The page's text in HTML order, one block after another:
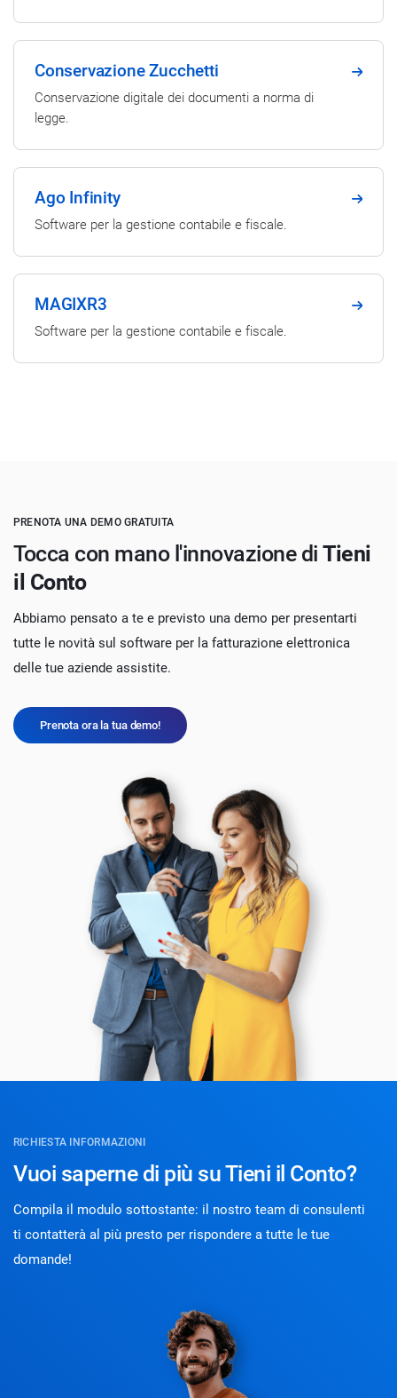
Conservazione Zucchetti
Conservazione digitale dei documenti a norma di
legge.
Ago Infinity
Software per la gestione contabile e fiscale.
MAGIXR3
Software per la gestione contabile e fiscale.
PRENOTA UNA DEMO GRATUITA
Tocca con mano l'innovazione di Tieni
il Conto
Abbiamo pensato a te e previsto una demo per presentarti
tutte le novità sul software per la fatturazione elettronica
delle tue aziende assistite.
Prenota ora la tua demo!
RICHIESTA INFORMAZIONI
Vuoi saperne di più su Tieni il Conto?
Compila il modulo sottostante: il nostro team di consulenti
ti contatterà al più presto per rispondere a tutte le tue
domande!